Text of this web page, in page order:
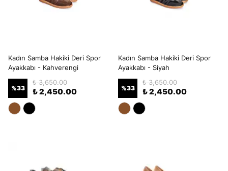
Kadın Samba Hakiki Deri Spor
Ayakkabı - Kahverengi
%33
₺ 3,650.00
₺ 2,450.00
Kadın Samba Hakiki Deri Spor
Ayakkabı - Siyah
%33
₺ 3,650.00
₺ 2,450.00